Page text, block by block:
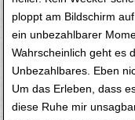
ploppt am Bildschirm
ein unbezahlbarer
Wahrscheinlich geht es
Unbezahlbares. Eben
Um das Erleben, dass
diese Ruhe mir